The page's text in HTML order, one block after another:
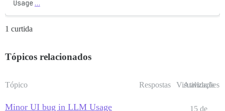
Usage …
1 curtida
Tópicos relacionados
Tópico Respostas Visualizações
Atividade
Minor UI bug in LLM Usage
15 de